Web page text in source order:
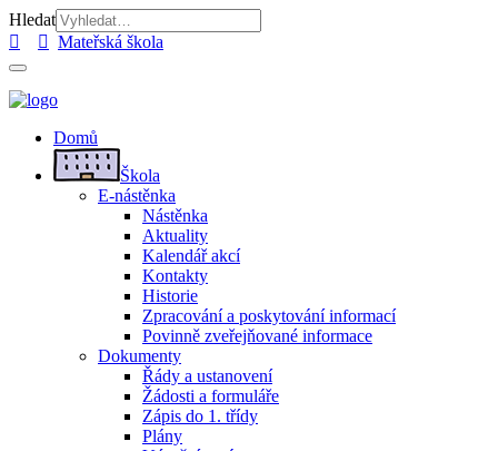
Hledat
Mateřská škola
Domů
Škola
E-nástěnka
Nástěnka
Aktuality
Kalendář akcí
Kontakty
Historie
Zpracování a poskytování informací
Povinně zveřejňované informace
Dokumenty
Řády a ustanovení
Žádosti a formuláře
Zápis do 1. třídy
Plány